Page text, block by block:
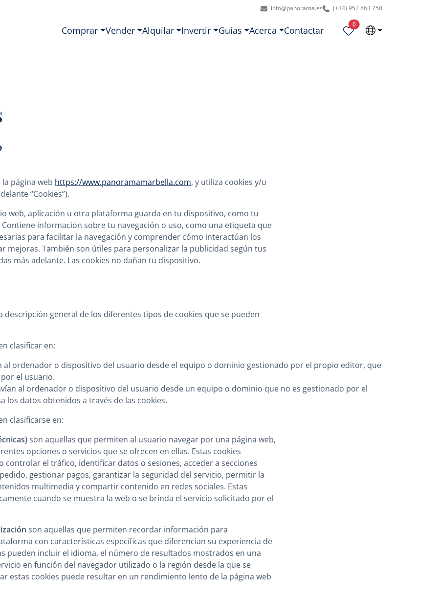
info@panorama.es (+34) 952 863 750
Comprar Vender Alquilar Invertir Guías Acerca Contactar
0Propiedades seleccionadas
página web https://www.panoramamarbella.com, y utiliza cookies y/u
“Cookies”).
web, aplicación u otra plataforma guarda en tu dispositivo, como tu
información sobre tu navegación o uso, como una etiqueta que
para facilitar la navegación y comprender cómo interactúan los
mejoras. También son útiles para personalizar la publicidad según tus
más adelante. Las cookies no dañan tu dispositivo.
general de los diferentes tipos de cookies que se pueden
clasificar en:
al ordenador o dispositivo del usuario desde el equipo o dominio gestionado por el propio editor, que
el usuario.
al ordenador o dispositivo del usuario desde un equipo o dominio que no es gestionado por el
datos obtenidos a través de las cookies.
clasificarse en:
son aquellas que permiten al usuario navegar por una página web,
opciones o servicios que se ofrecen en ellas. Estas cookies
controlar el tráfico, identificar datos o sesiones, acceder a secciones
gestionar pagos, garantizar la seguridad del servicio, permitir la
multimedia y compartir contenido en redes sociales. Estas
cuando se muestra la web o se brinda el servicio solicitado por el
son aquellas que permiten recordar información para
con características específicas que diferencian su experiencia de
pueden incluir el idioma, el número de resultados mostrados en una
en función del navegador utilizado o la región desde la que se
estas cookies puede resultar en un rendimiento lento de la página web